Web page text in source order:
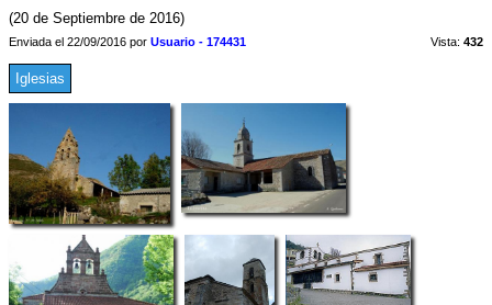
(20 de Septiembre de 2016)
Enviada el 22/09/2016 por Usuario - 174431 Vista: 432
Iglesias